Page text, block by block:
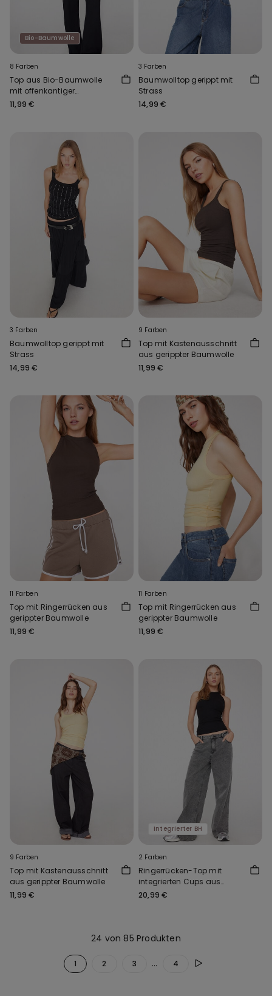
Bio-Baumwolle
8 Farben
Top aus Bio-Baumwolle
mit offenkantiger
Verarbeitung
11,99 €
3 Farben
Baumwolltop gerippt mit
Strass
14,99 €
3 Farben
Baumwolltop gerippt mit
Strass
14,99 €
9 Farben
Top mit Kastenausschnitt
aus gerippter Baumwolle
11,99 €
11 Farben
Top mit Ringerrücken aus
gerippter Baumwolle
11,99 €
11 Farben
Top mit Ringerrücken aus
gerippter Baumwolle
11,99 €
9 Farben
Top mit Kastenausschnitt
aus gerippter Baumwolle
11,99 €
Integrierter BH
2 Farben
Ringerrücken-Top mit
integrierten Cups aus
Baumwollripp
20,99 €
24 von 85 Produkten
1 2 3 ... 4